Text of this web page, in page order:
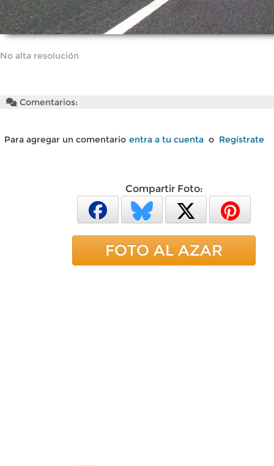
No alta resolución
Comentarios:
Para agregar un comentario entra a tu cuenta o Regístrate
Compartir Foto:
FOTO AL AZAR